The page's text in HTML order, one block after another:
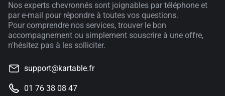
Nos experts chevronnés sont joignables par téléphone et
par e-mail pour répondre à toutes vos questions.
Pour comprendre nos services, trouver le bon
accompagnement ou simplement souscrire à une offre,
n'hésitez pas à les solliciter.
support@kartable.fr
01 76 38 08 47